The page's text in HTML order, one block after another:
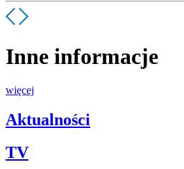
Inne informacje
więcej
Aktualności
TV